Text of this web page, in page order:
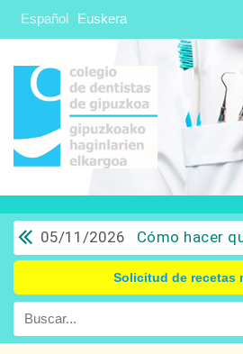
Español Euskera
05/11/2026 Cómo hacer que tu dinero trabaje para ti:
Solicitud de recetas